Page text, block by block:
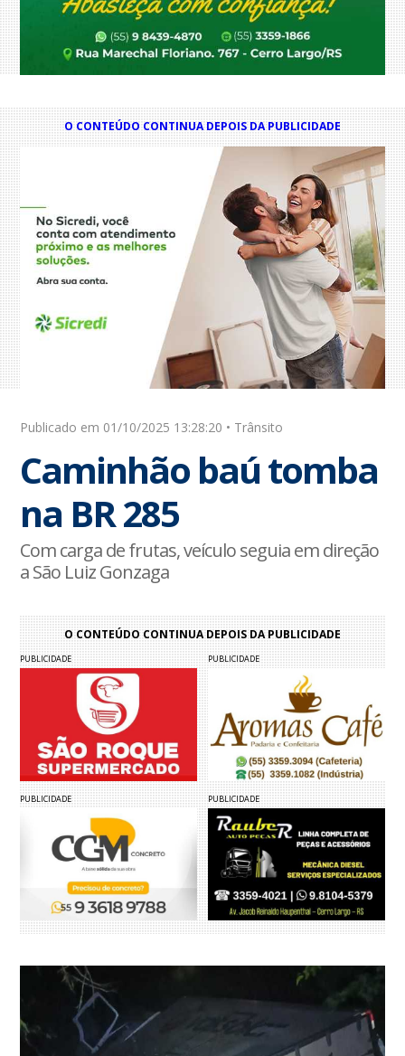
O CONTEÚDO CONTINUA DEPOIS DA PUBLICIDADE
Publicado em 01/10/2025 13:28:20 • Trânsito
Caminhão baú tomba
na BR 285
Com carga de frutas, veículo seguia em direção
a São Luiz Gonzaga
O CONTEÚDO CONTINUA DEPOIS DA PUBLICIDADE
PUBLICIDADE PUBLICIDADE
PUBLICIDADE PUBLICIDADE